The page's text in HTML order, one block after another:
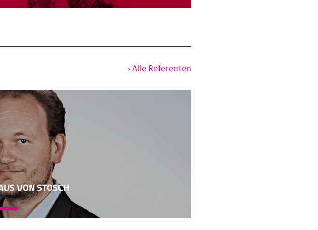
6., vor allem dann im 5., 4., 3. Jahrhundert
Es hatte Einfluss von Indien, vom
genannt. Und das
die Kanzleisprache im gesamten
Man kann sagen, vom 6. ins 5., ins 4.,
immer mehr zu. Immer mehr
viele Amerikanismen, das Wort Team ist
später gefunden wird und da kommt das
19., 18. Jahrhundert stammen.
nicht. Oder Coca-Cola oder so, das gibt
› Alle Referenten
VON STOSCH